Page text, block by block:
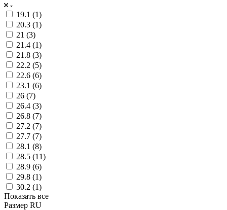
19.1 (1)
20.3 (1)
21 (3)
21.4 (1)
21.8 (3)
22.2 (5)
22.6 (6)
23.1 (6)
26 (7)
26.4 (3)
26.8 (7)
27.2 (7)
27.7 (7)
28.1 (8)
28.5 (11)
28.9 (6)
29.8 (1)
30.2 (1)
Показать все
Размер RU